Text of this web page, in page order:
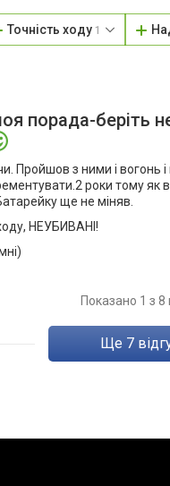
Точність ходу 1
порада-беріть
Пройшов з ними і вогонь
роки тому як
ще не міняв.
НЕУБИВАНІ!
Показано 1 з 8
ще 7